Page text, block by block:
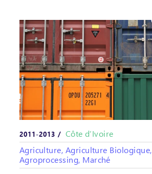
2011-2013 / Côte d’Ivoire
Agriculture, Agriculture Biologique,
Agroprocessing, Marché